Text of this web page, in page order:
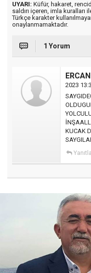
UYARI: Küfür, hakaret,
saldırı içeren, imla kuralları
Türkçe karakter
onaylanmamaktadır.
1 Yorum
2023
KUCAK
Yanıtla